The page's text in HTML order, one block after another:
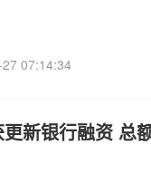
07:14:34
更新银行融资 总